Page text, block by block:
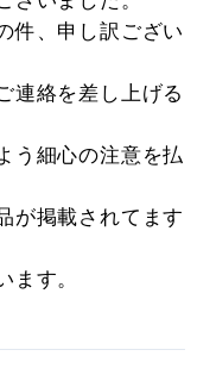
件、申し訳ござい
連絡を差し上げる
う細心の注意を払
が掲載されてます
す。